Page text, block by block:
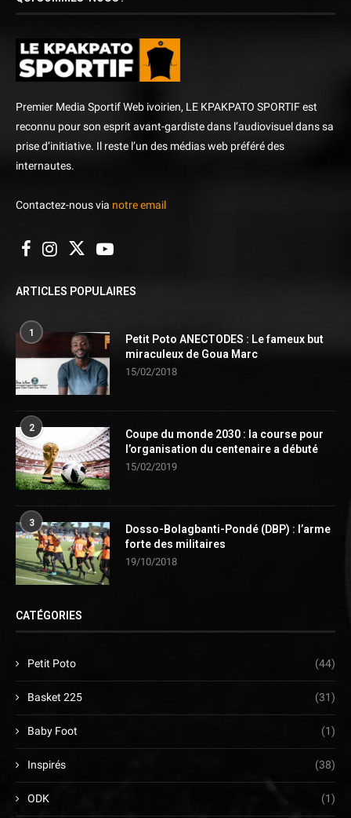
Premier Media Sportif Web ivoirien, LE KPAKPATO SPORTIF est
reconnu pour son esprit avant-gardiste dans l’audiovisuel dans sa
prise d’initiative. Il reste l’un des médias web préféré des
internautes.
Contactez-nous via notre email
ARTICLES POPULAIRES
1
Petit Poto ANECTODES : Le fameux but
miraculeux de Goua Marc
15/02/2018
2
Coupe du monde 2030 : la course pour
l’organisation du centenaire a débuté
15/02/2019
3
Dosso-Bolagbanti-Pondé (DBP) : l’arme
forte des militaires
19/10/2018
CATÉGORIES
Petit Poto (44)
Basket 225 (31)
Baby Foot (1)
Inspirés (38)
ODK (1)